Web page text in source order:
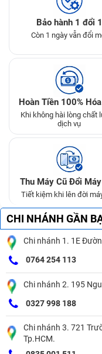
Bảo hành 1 đổi 1
Còn 1 ngày vẫn đổi
Hoàn Tiền 100%
Khi không hài lòng chất
dịch vụ
Thu Máy Cũ Đổi
Tiết kiệm khi lên đời
CHI NHÁNH GẦN
Chi nhánh 1. 1E
0764 254 113
Chi nhánh 2. 195
0327 998 188
Chi nhánh 3. 721
Tp.HCM.